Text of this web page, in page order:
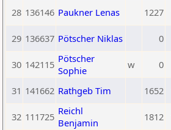
28 136146 Paukner Lenas 1227
29 136637 Pötscher Niklas 0
30 142115 Pötscher
Sophie
w 0
31 141662 Rathgeb Tim 1652
32 111725 Reichl
Benjamin
1812